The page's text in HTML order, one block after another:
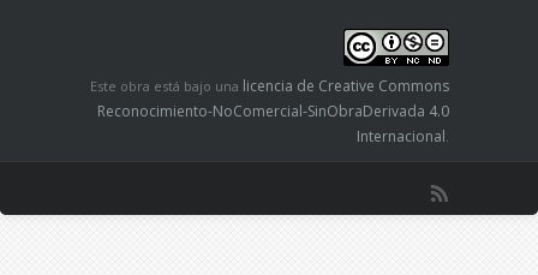
Este obra está bajo una licencia de Creative Commons
Reconocimiento-NoComercial-SinObraDerivada 4.0
Internacional